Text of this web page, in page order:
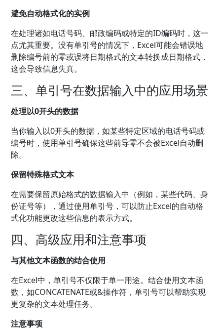
避免自动格式化的实例
在处理诸如电话号码、邮政编码或特定的ID编码时，这一
点尤其重要。没有单引号的情况下，Excel可能会错误地
删除编号前的零或误将日期格式的文本转换成日期格式，
这会导致信息失真。
三、单引号在数据输入中的应用场景
处理以0开头的数据
当你输入以0开头的数据，如某些特定区域的电话号码或
编号时，使用单引号确保这些前导零不会被Excel自动删
除。
保留特殊格式文本
在需要保留原始格式的数据输入中（例如，某些代码、身
份证号等），通过使用单引号，可以防止Excel的自动格
式化功能更改这些信息的表示方式。
四、高级应用和注意事项
与其他文本函数的结合使用
在Excel中，单引号不仅限于单一用途。结合使用文本函
数，如CONCATENATE或&操作符，单引号可以帮助实现
更复杂的文本处理任务。
注意事项